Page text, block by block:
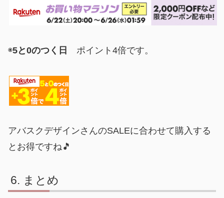
◉5と0のつく日 ポイント4倍です。
アバスクデザインさんのSALEに合わせて購入する
とお得ですね🎵
まとめ